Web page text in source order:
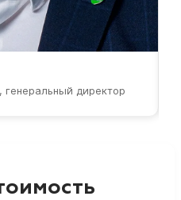
директор